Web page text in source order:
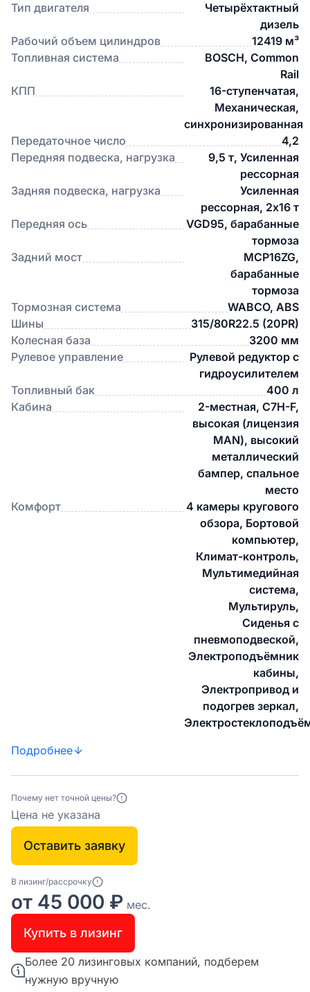
Тип двигателя
Четырёхтактный
дизель
Рабочий объем цилиндров
12419 м³
Топливная система
BOSCH, Common
Rail
КПП
16-ступенчатая,
Механическая,
синхронизированная
Передаточное число
4,2
Передняя подвеска, нагрузка
9,5 т, Усиленная
рессорная
Задняя подвеска, нагрузка
Усиленная
рессорная, 2x16 т
Передняя ось
VGD95, барабанные
тормоза
Задний мост
MCP16ZG,
барабанные
тормоза
Тормозная система
WABCO, ABS
Шины
315/80R22.5 (20PR)
Колесная база
3200 мм
Рулевое управление
Рулевой редуктор с
гидроусилителем
Топливный бак
400 л
Кабина
2-местная, C7H-F,
высокая (лицензия
MAN), высокий
металлический
бампер, спальное
место
Комфорт
4 камеры кругового
обзора, Бортовой
компьютер,
Климат-контроль,
Мультимедийная
система,
Мультируль,
Сиденья с
пневмоподвеской,
Электроподъёмник
кабины,
Электропривод и
подогрев зеркал,
Подробнее
Почему нет точной цены?
Цена не указана
Оставить заявку
В лизинг/рассрочку
от 45 000 ₽ мес.
Купить в лизинг
Более 20 лизинговых компаний, подберем
нужную вручную